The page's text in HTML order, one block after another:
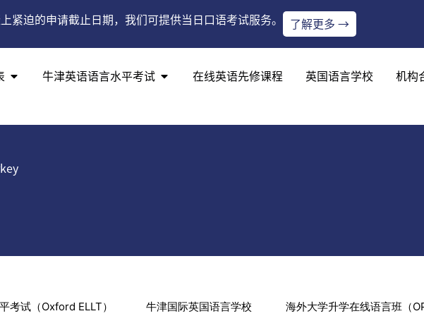
紧迫的申请截止日期，我们可提供当日口语考试服务。 了解更多 →
牛津英语语言水平考试 在线英语先修课程 英国语言学校 机构
考试（Oxford ELLT） 牛津国际英国语言学校 海外大学升学在线语言班（